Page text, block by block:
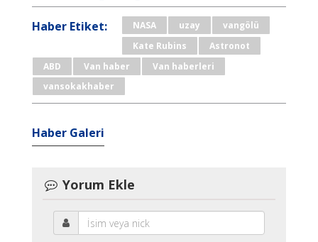
Haber Etiket: NASA uzay
vangölü
Kate Rubins
Astronot
ABD
Van haber
Van haberleri
vansokakhaber
Haber Galeri
Yorum Ekle